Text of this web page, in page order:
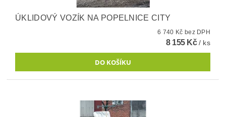
ÚKLIDOVÝ VOZÍK NA POPELNICE CITY
6 740 Kč bez DPH
8 155 Kč/ ks